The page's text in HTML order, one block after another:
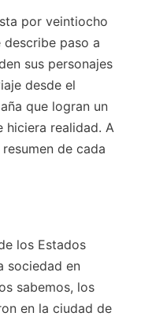
por veintiocho
paso a
sus personajes
desde el
que logran un
hiciera realidad. A
de cada
los Estados
sociedad en
sabemos, los
en la ciudad de